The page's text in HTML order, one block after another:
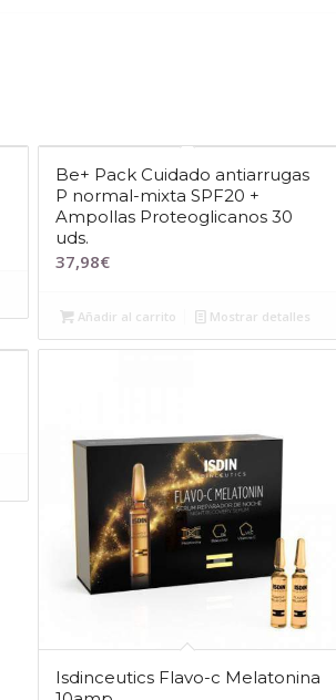
Be+ Pack Cuidado antiarrugas
P normal-mixta SPF20 +
Ampollas Proteoglicanos 30
uds.
37,98€
Añadir al carrito Mostrar detalles
Isdinceutics Flavo-c Melatonina